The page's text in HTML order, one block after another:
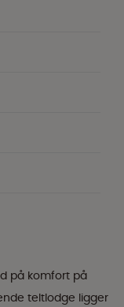
på komfort på
teltlodge ligger